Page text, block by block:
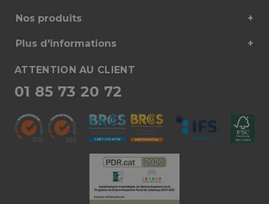
Nos produits
Plus d'informations
ATTENTION AU CLIENT
01 85 73 20 72